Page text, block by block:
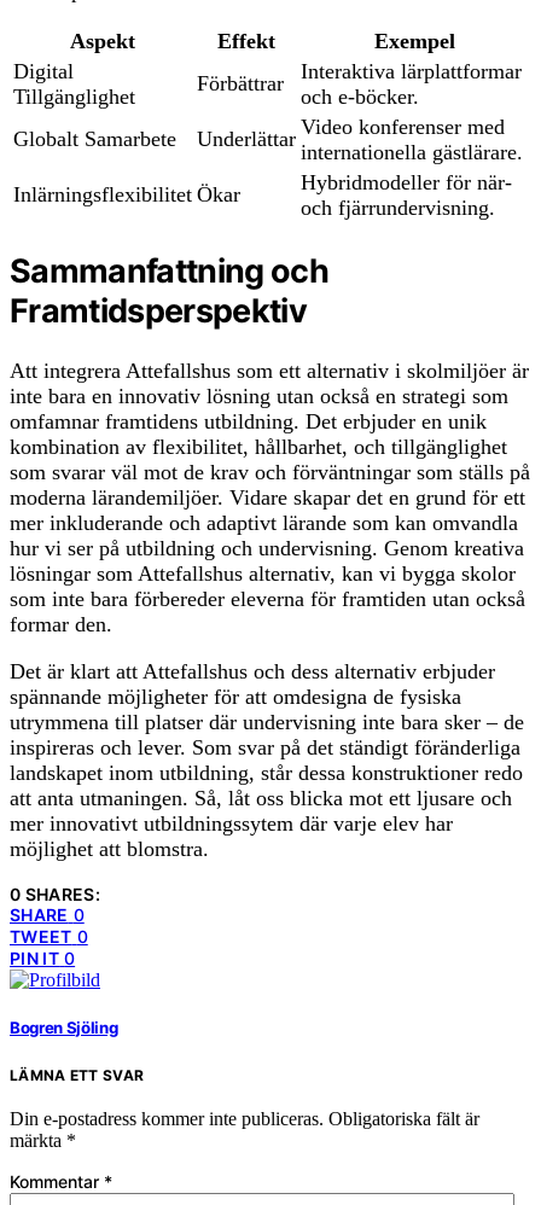
Aspekt Effekt
Exempel
Digital
Tillgänglighet
Förbättrar
Interaktiva lärplattformar
och e-böcker.
Globalt Samarbete
Underlättar Video konferenser med
internationella gästlärare.
Inlärningsflexibilitet Ökar
Hybridmodeller för när-
och fjärrundervisning.
Sammanfattning och
Framtidsperspektiv
Att integrera Attefallshus som ett alternativ i skolmiljöer är
inte bara en innovativ lösning utan också en strategi som
omfamnar framtidens utbildning. Det erbjuder en unik
kombination av flexibilitet, hållbarhet, och tillgänglighet
som svarar väl mot de krav och förväntningar som ställs på
moderna lärandemiljöer. Vidare skapar det en grund för ett
mer inkluderande och adaptivt lärande som kan omvandla
hur vi ser på utbildning och undervisning. Genom kreativa
lösningar som Attefallshus alternativ, kan vi bygga skolor
som inte bara förbereder eleverna för framtiden utan också
formar den.
Det är klart att Attefallshus och dess alternativ erbjuder
spännande möjligheter för att omdesigna de fysiska
utrymmena till platser där undervisning inte bara sker – de
inspireras och lever. Som svar på det ständigt föränderliga
landskapet inom utbildning, står dessa konstruktioner redo
att anta utmaningen. Så, låt oss blicka mot ett ljusare och
mer innovativt utbildningssytem där varje elev har
möjlighet att blomstra.
0 SHARES:
SHARE 0
TWEET 0
PIN IT 0
Bogren Sjöling
LÄMNA ETT SVAR
Din e-postadress kommer inte publiceras. Obligatoriska fält är
märkta *
Kommentar *